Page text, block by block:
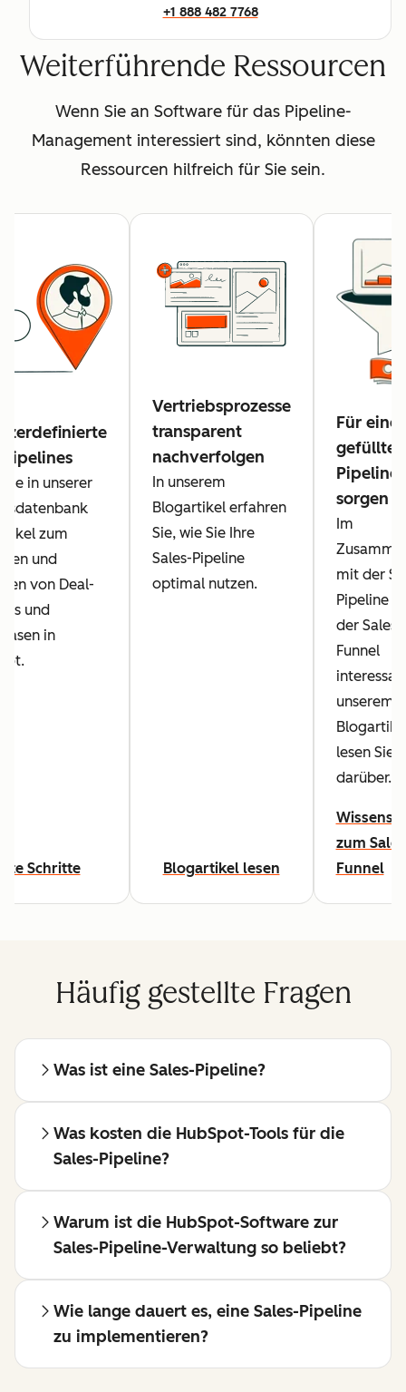
+1 888 482 7768
Weiterführende Ressourcen
Wenn Sie an Software für das Pipeline-
Management interessiert sind, könnten diese
Ressourcen hilfreich für Sie sein.
Sie in unserer
zum
und
von Deal-
und
in
Schritte
Vertriebsprozesse
transparent
nachverfolgen
In unserem
Blogartikel erfahren
Sie, wie Sie Ihre
Sales-Pipeline
optimal nutzen.
Blogartikel lesen
Für eine
gefüllte
Pipeline
sorgen
Im
mit der
Pipeline
der Sales-
Funnel
unserem
lesen Sie
darüber.
zum
Funnel
Häufig gestellte Fragen
Was ist eine Sales-Pipeline?
Was kosten die HubSpot-Tools für die
Sales-Pipeline?
Warum ist die HubSpot-Software zur
Sales-Pipeline-Verwaltung so beliebt?
Wie lange dauert es, eine Sales-Pipeline
zu implementieren?